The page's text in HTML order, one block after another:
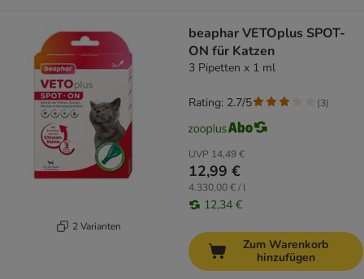
2 Varianten
beaphar VETOplus SPOT-
ON für Katzen
3 Pipetten x 1 ml
UVP 14,49 €
12,99 €
4.330,00 € / l
12,34 €
Rating: 2.7/5 (3)
Zum Warenkorb
hinzufügen